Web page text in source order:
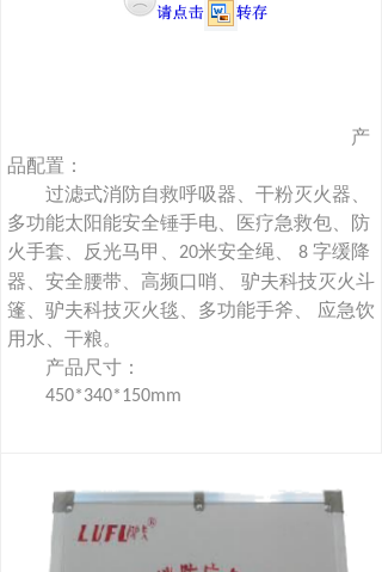
产
品配置：
过滤式消防自救呼吸器、干粉灭火器、
多功能太阳能安全锤手电、医疗急救包、防
火手套、反光马甲、 20米安全绳、 8 字缓降
器、安全腰带、高频口哨、 驴夫科技灭火斗
篷、驴夫科技灭火毯、多功能手斧、 应急饮
用水、干粮。
产品尺寸：
450*340*150mm